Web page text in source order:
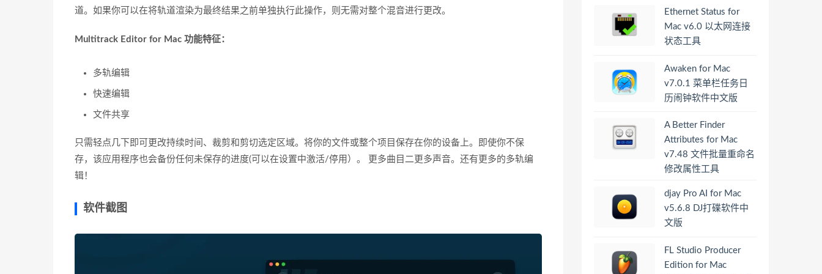
道。如果你可以在将轨道渲染为最终结果之前单独执行此操作，则无需对整个混音进行更改。
Multitrack Editor for Mac 功能特征：
多轨编辑
快速编辑
文件共享
只需轻点几下即可更改持续时间、裁剪和剪切选定区域。将你的文件或整个项目保存在你的设备上。即使你不保
存，该应用程序也会备份任何未保存的进度(可以在设置中激活/停用）。 更多曲目二更多声音。还有更多的多轨编
辑！
软件截图
Ethernet Status for
Mac v6.0 以太网连接
状态工具
Awaken for Mac
v7.0.1 菜单栏任务日
历闹钟软件中文版
A Better Finder
Attributes for Mac
v7.48 文件批量重命名
修改属性工具
djay Pro AI for Mac
v5.6.8 DJ打碟软件中
文版
FL Studio Producer
Edition for Mac